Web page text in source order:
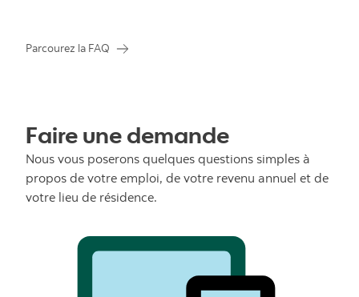
Parcourez la FAQ
Faire une demande
Nous vous poserons quelques questions simples à
propos de votre emploi, de votre revenu annuel et de
votre lieu de résidence.